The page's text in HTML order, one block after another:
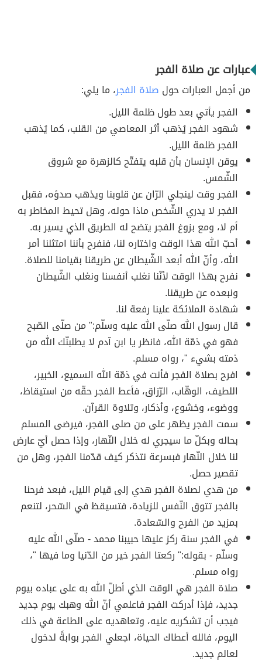
عبارات عن صلاة الفجر
من أجمل العبارات حول صلاة الفجر، ما يلي:
الفجر يأتي بعد طول ظلمة الليل.
شهود الفجر يُذهب أثر المعاصي من القلب، كما يُذهب
الفجر ظلمة الليل.
يوقن الإنسان بأن قلبه يتفتّح كالزهرة مع شروق
الشّمس.
الفجر وقت لينجلي الرّان عن قلوبنا ويذهب صدؤه، فقبل
الفجر لا يدري الشّخص ماذا حوله، وهل تحيط المخاطر به
أم لا، ومع بزوغ الفجر يتضح له الطريق الذي يسير به.
أحبّ الله هذا الوقت واختاره لنا، فنفرح بأننا امتثلنا أمر
الله، وأنّ الله أبعد الشّيطان عن طريقنا بقيامنا للصلاة.
نفرح بهذا الوقت لأنّنا نغلب أنفسنا ونغلب الشّيطان
ونبعده عن طريقنا.
شهادة الملائكة علينا رفعة لنا.
قال رسول الله صلّى الله عليه وسلّم:" من صلّى الصّبح
فهو في ذمّة الله، فانظر يا ابن آدم لا يطلبنّك الله من
ذمته بشيء "، رواه مسلم.
افرح بصلاة الفجر فأنت في ذمّة الله السميع، الخبير،
اللطيف، الوهّاب، الرّزاق، فأعط الفجر حقّه من استيقاظ،
ووضوء، وخشوع، وأذكار، وتلاوة القرآن.
سمت الفجر يظهر على من صلى الفجر، فيرضى المسلم
بحاله وبكلّ ما سيجري له خلال النّهار، وإذا حصل أيّ عارض
لنا خلال النّهار فبسرعة نتذكر كيف قدّمنا الفجر، وهل من
تقصير حصل.
من هدي لصلاة الفجر هدي إلى قيام الليل، فبعد فرحنا
بالفجر تتوق النّفس للزيادة، فتسيقظ في السّحر، لتنعم
بمزيد من الفرح والسّعادة.
في الفجر سنة ركز عليها حبيبنا محمد - صلّى الله عليه
وسلّم - بقوله:" ركعتا الفجر خير من الدّنيا وما فيها "،
رواه مسلم.
صلاة الفجر هي الوقت الذي أطلّ الله به على عباده بيوم
جديد، فإذا أدركت الفجر فاعلمي أنّ الله وهبك يوم جديد
فيجب أن تشكريه عليه، وتعاهديه على الطاعة في ذلك
اليوم، فالله أعطاك الحياة، اجعلي الفجر بوابةً لدخول
لعالم جديد.